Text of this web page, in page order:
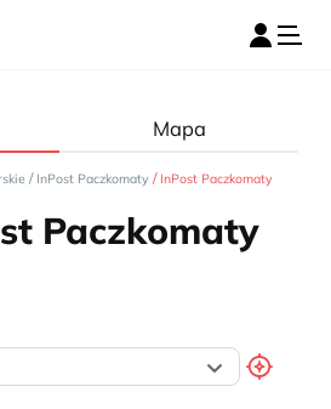
Mapa
/ InPost Paczkomaty / InPost Paczkomaty
Paczkomaty